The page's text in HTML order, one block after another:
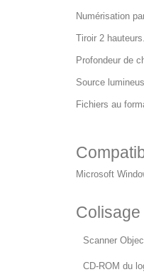
Numérisation
Tiroir 2 hauteurs.
Profondeur de
Source
Fichiers au
Microsoft
Colisage
Scanner
CD-ROM du